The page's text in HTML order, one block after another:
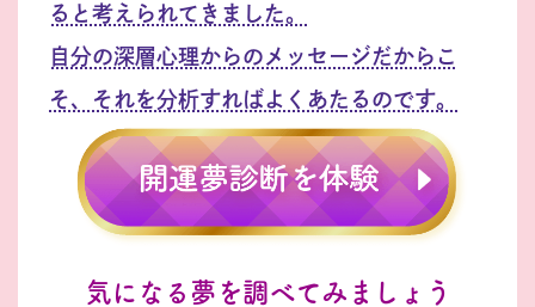
ると考えられてきました。
自分の深層心理からのメッセージだからこ
そ、それを分析すればよくあたるのです。
気になる夢を調べてみましょう